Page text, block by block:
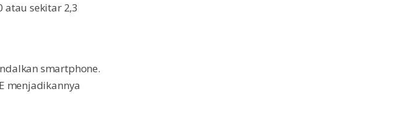
atau sekitar 2,3
smartphone.
menjadikannya